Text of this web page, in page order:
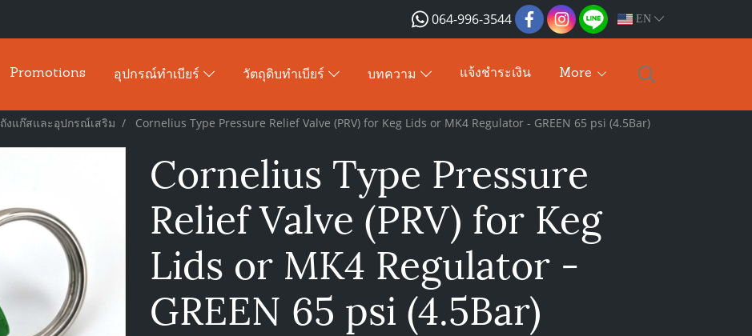
064-996-3544 EN
Promotions อุปกรณ์ทำเบียร์ วัตถุดิบทำเบียร์ บทความ แจ้งชำระเงิน More
ถังแก๊สและอุปกรณ์เสริม Cornelius Type Pressure Relief Valve (PRV) for Keg Lids or MK4 Regulator - GREEN 65 psi (4.5Bar)
Cornelius Type Pressure
Relief Valve (PRV) for Keg
Lids or MK4 Regulator -
GREEN 65 psi (4.5Bar)